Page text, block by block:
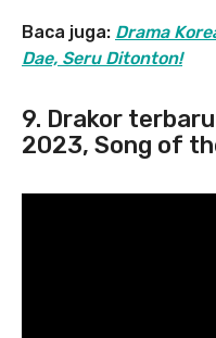
Baca juga: Drama
Dae, Seru Ditonton!
9. Drakor
2023, Song of